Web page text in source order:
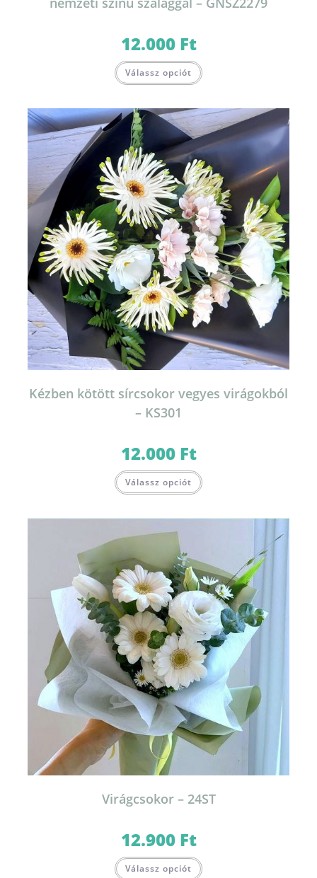
12.000 Ft
Válassz opciót
Kézben kötött sírcsokor vegyes virágokból
– KS301
12.000 Ft
Válassz opciót
Virágcsokor – 24ST
12.900 Ft
Válassz opciót